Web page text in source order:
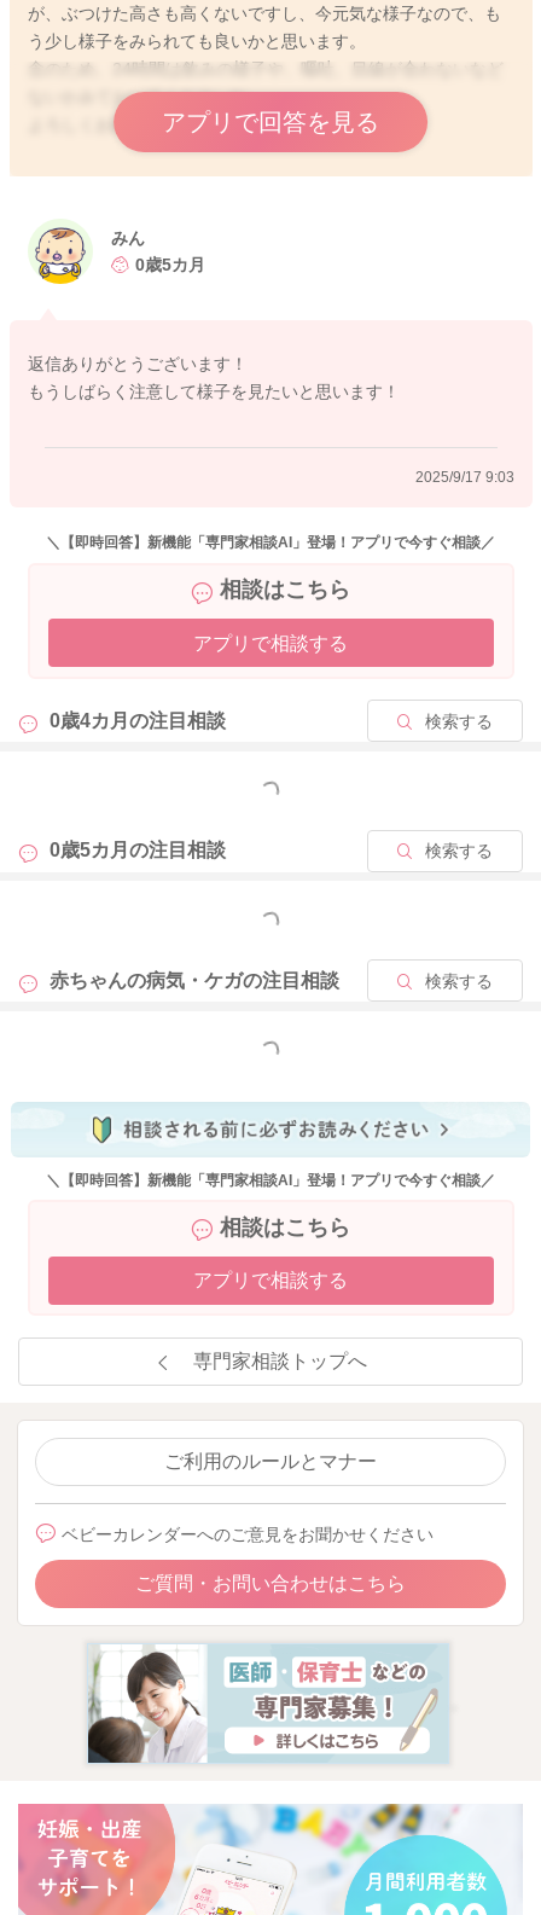
が、ぶつけた高さも高くないですし、今元気な様子なので、も
う少し様子をみられても良いかと思います。
念のため、24時間は飲みの様子や、嘔吐、目線が合わないなど
ないかみておいてくださいね。
よろしくお願いします。アプリで回答を見る
みん
0歳5カ月
返信ありがとうございます！
もうしばらく注意して様子を見たいと思います！
2025/9/17 9:03
＼【即時回答】新機能「専門家相談AI」登場！アプリで今すぐ相談／
相談はこちら
アプリで相談する
0歳4カ月の注目相談 検索する
もっと見る
0歳5カ月の注目相談 検索する
もっと見る
赤ちゃんの病気・ケガの注目相談 検索する
もっと見る
＼【即時回答】新機能「専門家相談AI」登場！アプリで今すぐ相談／
相談はこちら
アプリで相談する
専門家相談トップへ
ご利用のルールとマナー
ベビーカレンダーへのご意見をお聞かせください
ご質問・お問い合わせはこちら